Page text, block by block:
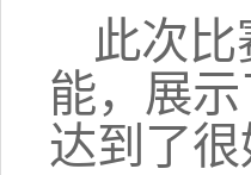
此次
能，展
达到了